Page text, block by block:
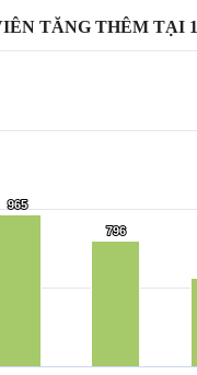
TĂNG THÊM TẠI
965
965
796
796